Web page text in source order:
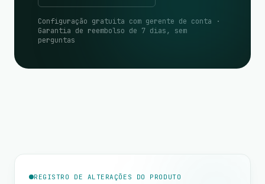
Configuração gratuita com gerente de conta ·
Garantia de reembolso de 7 dias, sem
perguntas
REGISTRO DE ALTERAÇÕES DO PRODUTO